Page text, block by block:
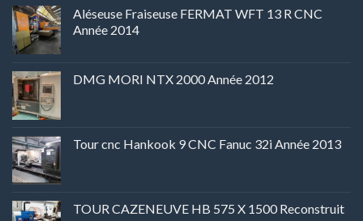
Aléseuse Fraiseuse FERMAT WFT 13 R CNC
Année 2014
DMG MORI NTX 2000 Année 2012
Tour cnc Hankook 9 CNC Fanuc 32i Année 2013
TOUR CAZENEUVE HB 575 X 1500 Reconstruit